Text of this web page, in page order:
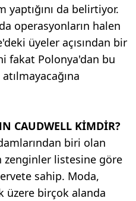
yaptığını da belirtiyor.
operasyonların halen
üyeler açısından bir
fakat Polonya'dan bu
CAUDWELL KİMDİR?
biri olan
zenginler listesine göre
sahip. Moda,
üzere birçok alanda